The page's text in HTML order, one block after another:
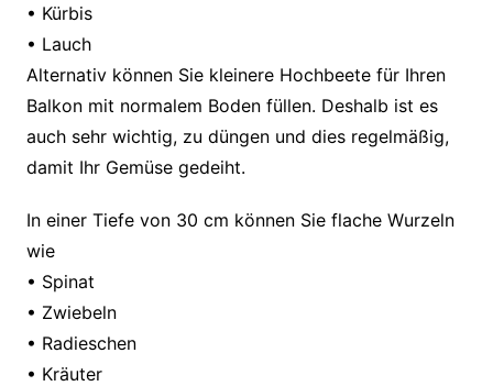
• Kürbis
• Lauch
Alternativ können Sie kleinere Hochbeete für Ihren
Balkon mit normalem Boden füllen. Deshalb ist es
auch sehr wichtig, zu düngen und dies regelmäßig,
damit Ihr Gemüse gedeiht.
In einer Tiefe von 30 cm können Sie flache Wurzeln
wie
• Spinat
• Zwiebeln
• Radieschen
• Kräuter